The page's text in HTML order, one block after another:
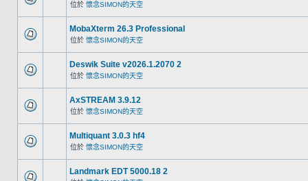
位於 懷念SIMON的天空
MobaXterm 26.3 Professional
位於 懷念SIMON的天空
Deswik Suite v2026.1.2070 2
位於 懷念SIMON的天空
AxSTREAM 3.9.12
位於 懷念SIMON的天空
Multiquant 3.0.3 hf4
位於 懷念SIMON的天空
Landmark EDT 5000.18 2